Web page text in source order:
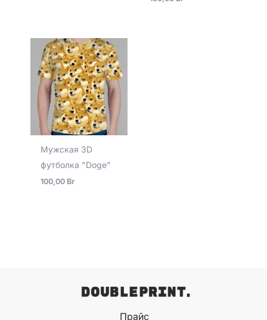
Мужская 3D
футболка "Doge"
100,00 Br
Прайс